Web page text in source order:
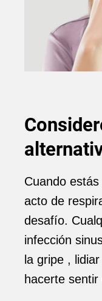
Cuando
acto de
desafío.
infección
la gripe ,
hacerte